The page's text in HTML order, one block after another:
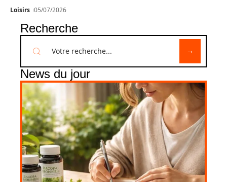
Loisirs 05/07/2026
Recherche
News du jour